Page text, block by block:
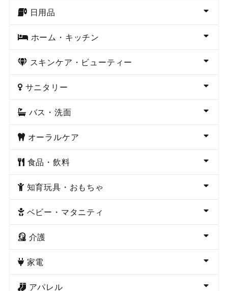
日用品
ホーム・キッチン
スキンケア・ビューティー
サニタリー
バス・洗面
オーラルケア
食品・飲料
知育玩具・おもちゃ
ベビー・マタニティ
介護
家電
アパレル